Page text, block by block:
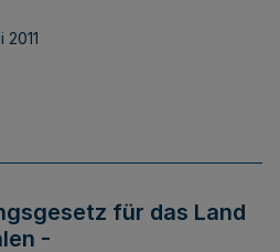
2011
für das Land
-